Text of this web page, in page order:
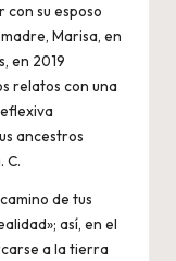
su esposo
Marisa, en
en 2019
relatos con una
ancestros
C.
de tus
así, en el
a la tierra